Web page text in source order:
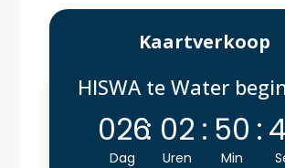
Kaartverkoop
HISWA te Water
026
Dag
: 02
Uren
: 50
Min
: